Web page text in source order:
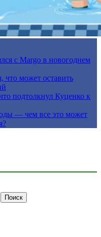
с Margo в новогоднем
что может оставить
подтолкнул Куценко к
— чем все это может